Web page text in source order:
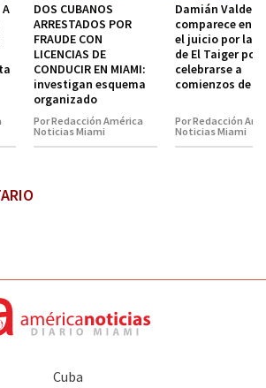
A
DOS CUBANOS
ARRESTADOS POR
FRAUDE CON
LICENCIAS DE
CONDUCIR EN MIAMI:
investigan esquema
organizado
Por Redacción América
Noticias Miami
Damián Valdez
comparece en
el juicio por la
de El Taiger
celebrarse a
comienzos de
Por Redacción
Noticias Miami
Cuba